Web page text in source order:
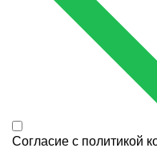
Согласие с политикой